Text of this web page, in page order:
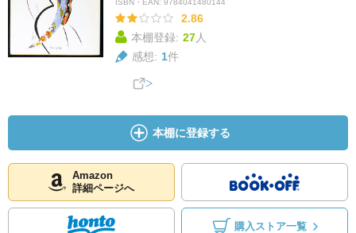
ISBN・EAN: 9784041480144
2.86
本棚登録: 27人
感想: 1件
本棚に登録する
Amazon
詳細ページへ
購入ストア一覧